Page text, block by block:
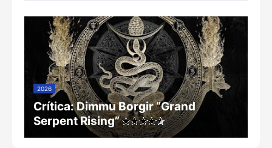
2026
Crítica: Dimmu Borgir “Grand
Serpent Rising”